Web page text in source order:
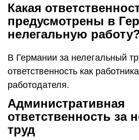
Какая
предусмотрены в
нелегальную
В Германии за нелегальный
ответственность как
работодателя.
Административная
ответственность за
труд